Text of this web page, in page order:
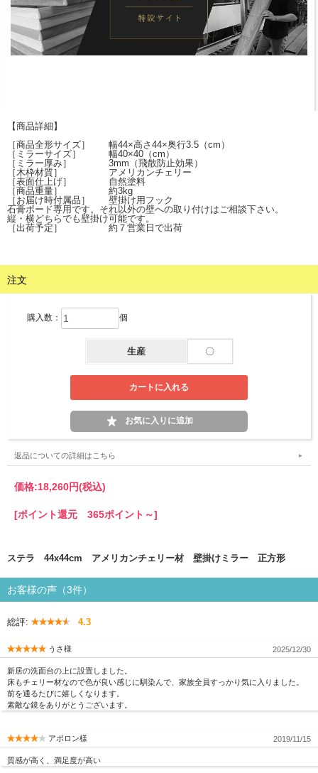
【商品詳細】
［商品全形サイズ］ 幅44×高さ44×奥行3.5（cm）
［ミラーサイズ］ 幅40×40（cm）
［ミラー厚み］ 3mm（飛散防止効果）
［木枠材質］ アメリカンチェリー
［表面仕上げ］ 自然塗料
［商品重量］ 約3kg
［お届け時付属品］ 壁掛け用フック
石膏ボード専用です。それ以外の壁への取り付けはご相談下さい。
縦・横どちらでも壁掛け可能です。
［出荷予定］ 約７営業日で出荷
注文
購入数： 個
生産 〇
返品についての詳細はこちら
価格:18,260円(税込)
[ポイント還元 365ポイント～]
ステラ 44x44cm アメリカンチェリー材 壁掛けミラー 正方形
お客様の声（3件）
総評: 4.3
うさ様 2025/12/30
新居の洗面台の上に設置しました。
床もチェリー材なので色が良い感じに馴染んで、家族全員すっかり気に入りました。
前を通るたびに嬉しくなります。
素敵な鏡をありがとうございます。
アポロン様 2019/11/15
質感が高く、満足度が高い